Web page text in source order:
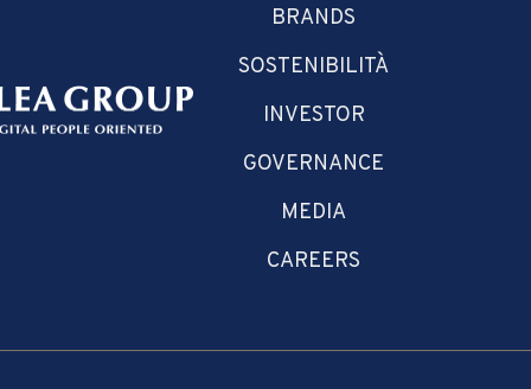
BRANDS
SOSTENIBILITÀ
INVESTOR
GOVERNANCE
MEDIA
CAREERS